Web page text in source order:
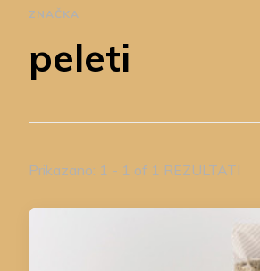
ZNAČKA
peleti
Prikazano: 1 - 1 of 1 REZULTATI